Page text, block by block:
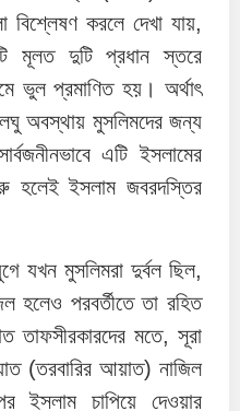
বিশ্লেষণ করলে দেখা যায়,
মূলত দুটি প্রধান স্তরে
ভুল প্রমাণিত হয়। অর্থাৎ
অবস্থায় মুসলিমদের জন্য
এটি ইসলামের
হলেই ইসলাম জবরদস্তির
যখন মুসলিমরা দুর্বল ছিল,
হলেও পরবর্তীতে তা রহিত
তাফসীরকারদের মতে, সূরা
(তরবারির আয়াত) নাজিল
ইসলাম চাপিয়ে দেওয়ার